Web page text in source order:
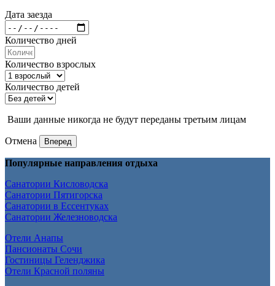
Дата заезда
Количество дней
Количество взрослых
Количество детей
Ваши данные никогда не будут переданы третьим лицам
Отмена Вперед
Популярные направления отдыха
Санатории Кисловодска
Санатории Пятигорска
Санатории в Ессентуках
Санатории Железноводска
Отели Анапы
Пансионаты Сочи
Гостиницы Геленджика
Отели Красной поляны